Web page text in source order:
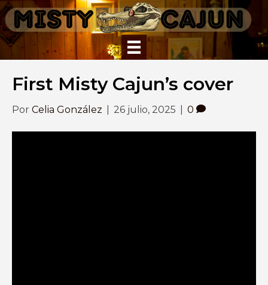
First Misty Cajun’s cover
Por Celia González 26 julio, 2025 0